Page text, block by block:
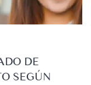
DE
SEGÚN